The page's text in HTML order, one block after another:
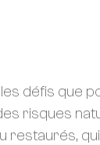
défis que
risques
restaurés,